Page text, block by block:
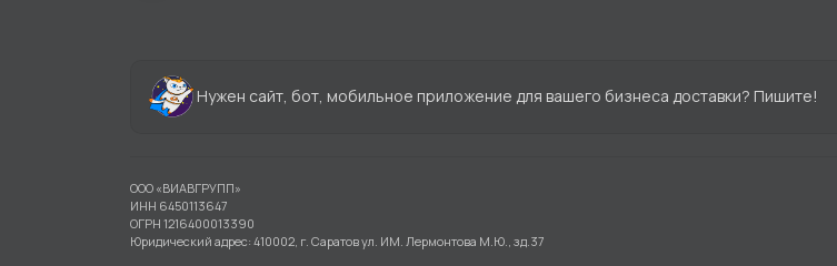
Нужен сайт, бот, мобильное приложение для вашего бизнеса доставки? Пишите!
ООО «ВИАВГРУПП»
ИНН 6450113647
ОГРН 1216400013390
Юридический адрес: 410002, г. Саратов ул. ИМ. Лермонтова М.Ю., зд.37